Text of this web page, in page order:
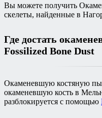
Вы можете получить
скелеты, найденные в
Где достать
Fossilized Bone Dust
Окаменевшую костяную
окаменевшую кость в
разблокируется с помощью